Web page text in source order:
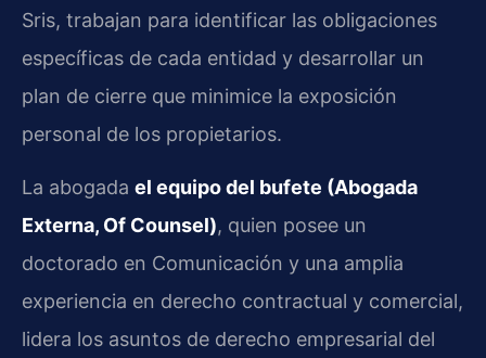
Sris, trabajan para identificar las obligaciones
específicas de cada entidad y desarrollar un
plan de cierre que minimice la exposición
personal de los propietarios.
La abogada el equipo del bufete (Abogada
Externa, Of Counsel), quien posee un
doctorado en Comunicación y una amplia
experiencia en derecho contractual y comercial,
lidera los asuntos de derecho empresarial del